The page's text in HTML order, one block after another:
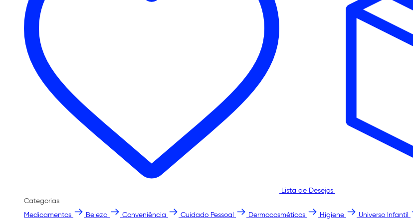
Lista de Desejos
Categorias
Medicamentos
Beleza Conveniência Cuidado Pessoal Dermocosméticos Higiene Universo Infantil